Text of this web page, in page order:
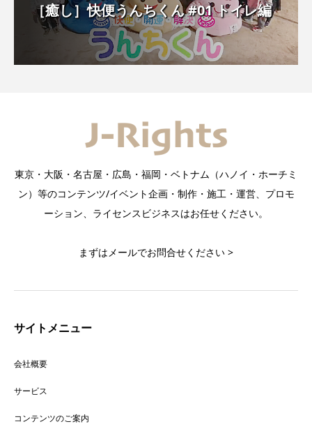
［癒し］快便うんちくん #01 トイレ編
東京・大阪・名古屋・広島・福岡・ベトナム（ハノイ・ホーチミ
ン）等のコンテンツ/イベント企画・制作・施工・運営、プロモ
ーション、ライセンスビジネスはお任せください。
まずはメールでお問合せください >
サイトメニュー
会社概要
サービス
コンテンツのご案内